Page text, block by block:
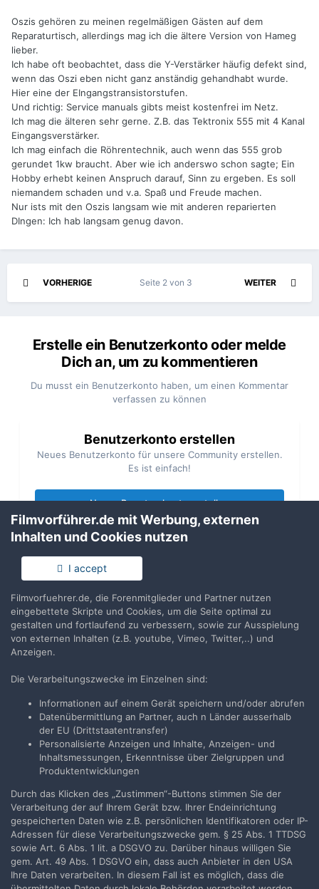
Oszis gehören zu meinen regelmäßigen Gästen auf dem
Reparaturtisch, allerdings mag ich die ältere Version von Hameg
lieber.
Ich habe oft beobachtet, dass die Y-Verstärker häufig defekt sind,
wenn das Oszi eben nicht ganz anständig gehandhabt wurde.
Hier eine der EIngangstransistorstufen.
Und richtig: Service manuals gibts meist kostenfrei im Netz.
Ich mag die älteren sehr gerne. Z.B. das Tektronix 555 mit 4 Kanal
Eingangsverstärker.
Ich mag einfach die Röhrentechnik, auch wenn das 555 grob
gerundet 1kw braucht. Aber wie ich anderswo schon sagte; Ein
Hobby erhebt keinen Anspruch darauf, Sinn zu ergeben. Es soll
niemandem schaden und v.a. Spaß und Freude machen.
Nur ists mit den Oszis langsam wie mit anderen reparierten
DIngen: Ich hab langsam genug davon.
VORHERIGE WEITER
Seite 2 von 3
Erstelle ein Benutzerkonto oder melde
Dich an, um zu kommentieren
Du musst ein Benutzerkonto haben, um einen Kommentar
verfassen zu können
Benutzerkonto erstellen
Neues Benutzerkonto für unsere Community erstellen.
Es ist einfach!
Neues Benutzerkonto erstellen
Du hast bereits ein Benutzerkonto? Melde Dich hier an.
Jetzt anmelden
Teilen Folgen
Zur Themenübersicht
Filmvorführer.de via Google durchsuchen:
Sprache
Impressum / Datenschutzerklärung
Nutzungsbedingungen
Realisierung: IN-Solution
Filmvorführer.de mit Werbung, externen
Inhalten und Cookies nutzen
I accept
Filmvorfuehrer.de, die Forenmitglieder und Partner nutzen
eingebettete Skripte und Cookies, um die Seite optimal zu
gestalten und fortlaufend zu verbessern, sowie zur Ausspielung
von externen Inhalten (z.B. youtube, Vimeo, Twitter,..) und
Anzeigen.
Die Verarbeitungszwecke im Einzelnen sind:
Informationen auf einem Gerät speichern und/oder abrufen
Datenübermittlung an Partner, auch n Länder ausserhalb
der EU (Drittstaatentransfer)
Personalisierte Anzeigen und Inhalte, Anzeigen- und
Inhaltsmessungen, Erkenntnisse über Zielgruppen und
Produktentwicklungen
Durch das Klicken des „Zustimmen“-Buttons stimmen Sie der
Verarbeitung der auf Ihrem Gerät bzw. Ihrer Endeinrichtung
gespeicherten Daten wie z.B. persönlichen Identifikatoren oder IP-
Adressen für diese Verarbeitungszwecke gem. § 25 Abs. 1 TTDSG
sowie Art. 6 Abs. 1 lit. a DSGVO zu. Darüber hinaus willigen Sie
gem. Art. 49 Abs. 1 DSGVO ein, dass auch Anbieter in den USA
Ihre Daten verarbeiten. In diesem Fall ist es möglich, dass die